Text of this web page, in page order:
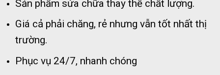
Sản phẩm sửa chữa thay thế chất lượng.
Giá cả phải chăng, rẻ nhưng vẫn tốt nhất thị
trường.
Phục vụ 24/7, nhanh chóng